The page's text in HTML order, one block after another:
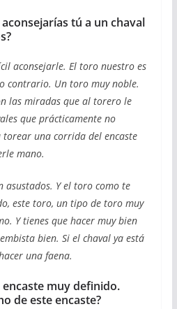
tú a un chaval
aconsejarle. El toro nuestro es
contrario. Un toro muy noble.
las miradas que al torero le
que prácticamente no
una corrida del encaste
mano.
asustados. Y el toro como te
este toro, un tipo de toro muy
Y tienes que hacer muy bien
bien. Si el chaval ya está
una faena.
muy definido.
de este encaste?